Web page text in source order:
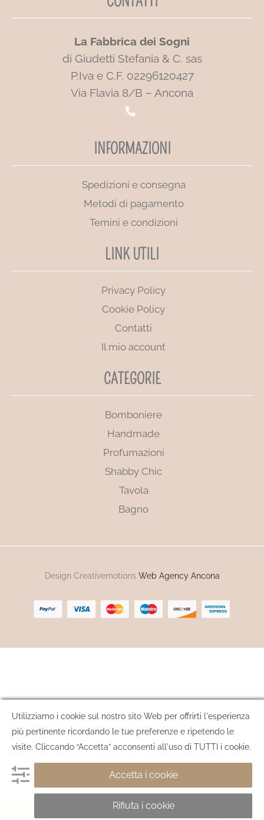
AGGIUNGI AL CARRELLO
La Fabbrica dei Sogni
di Giudetti Stefania & C. sas
P.Iva e C.F. 02296120427
Via Flavia 8/B – Ancona
INFORMAZIONI
Spedizioni e consegna
Metodi di pagamento
Temini e condizioni
LINK UTILI
Privacy Policy
Cookie Policy
Contatti
Il mio account
CATEGORIE
Bomboniere
Handmade
Profumazioni
Shabby Chic
Tavola
Bagno
Design Creativemotions Web Agency Ancona
Utilizziamo i cookie sul nostro sito Web per offrirti l'esperienza
più pertinente ricordando le tue preferenze e ripetendo le
visite. Cliccando “Accetta” acconsenti all'uso di TUTTI i cookie.
Accetta i cookie
Rifiuta i cookie